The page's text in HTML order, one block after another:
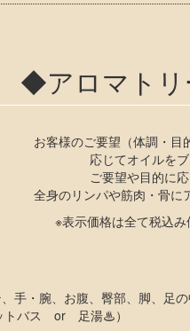
◆アロマトリ
お客様のご要望（体調・目
応じてオイルをブ
ご要望や目的に
全身のリンパや筋肉・骨に
※表示価格は全て税込み
手・腕、お腹、臀部、脚、足の
トバス or 足湯♨）